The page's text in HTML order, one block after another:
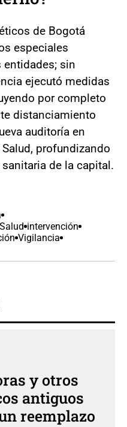
de Bogotá
especiales
sin
ejecutó medidas
por completo
distanciamiento
auditoría en
profundizando
de la capital.
intervención
Vigilancia
y otros
antiguos
reemplazo